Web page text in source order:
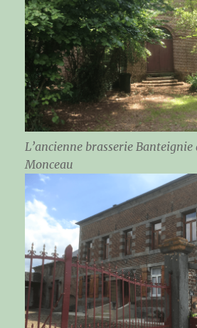
L’ancienne brasserie Banteignie
Monceau